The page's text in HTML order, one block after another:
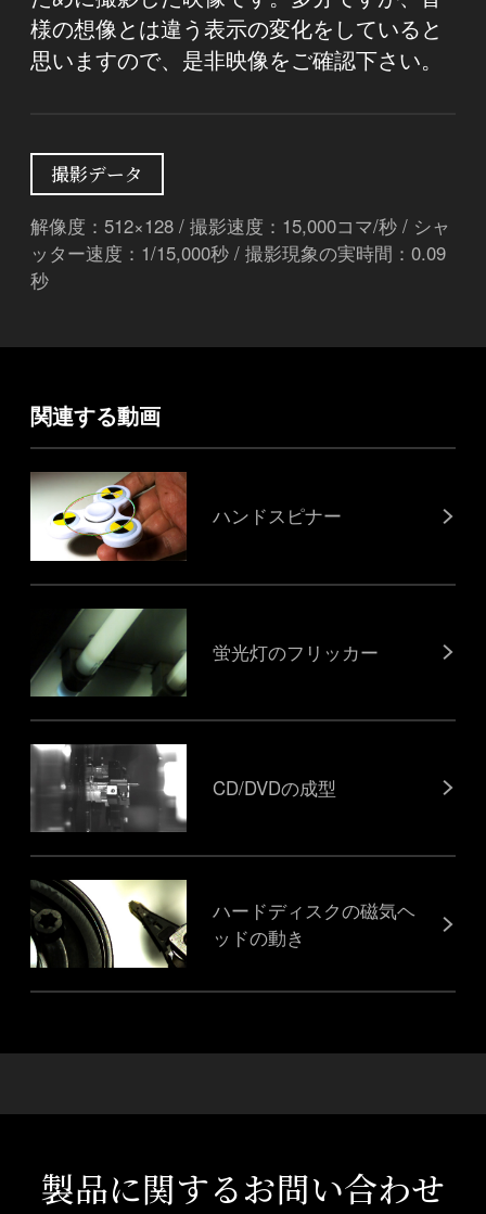
様の想像とは違う表示の変化をしていると
思いますので、是非映像をご確認下さい。
撮影データ
解像度：512×128 / 撮影速度：15,000コマ/秒 / シャ
ッター速度：1/15,000秒 / 撮影現象の実時間：0.09
秒
関連する動画
ハンドスピナー
蛍光灯のフリッカー
CD/DVDの成型
ハードディスクの磁気ヘ
ッドの動き
製品に関するお問い合わせ